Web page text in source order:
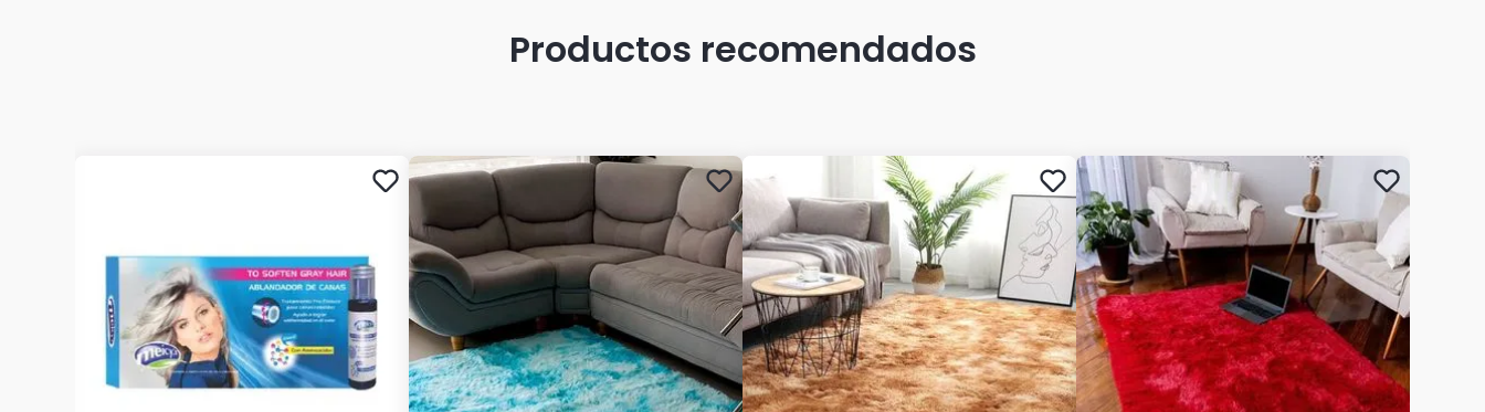
*IMPORTANTE* El color del producto puede variar, según la disponibilidad en el momento*
NOTA : La foto de este producto ha sido ambientada, por lo cual no incluye ningún adorno, ni
accesorios, ni piezas adicionales ni ningún otro elemento que lo acompañan.
Observaciones De Garantía: 1 Mes**** La garantía de este producto es exclusivamente por
defectos de fábrica, no por daños ocasionados por mal uso o por desconocimiento de uso
del cliente. La garantía se tramitará bajo las políticas, términos y condiciones establecidos
por la empresa. ****
Productos recomendados